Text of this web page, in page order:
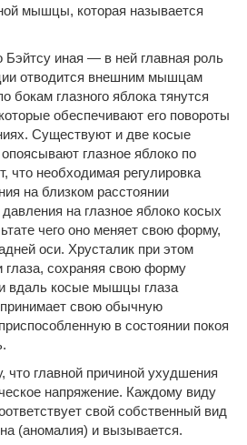
мышцы, которая называется
Бэйтсу иная — в ней главная роль
отводится внешним мышцам
бокам глазного яблока тянутся
обеспечивают его повороты
Существуют и две косые
глазное яблоко по
что необходимая регулировка
на близком расстоянии
на глазное яблоко косых
чего оно меняет свою форму,
оси. Хрусталик при этом
глаза, сохраняя свою форму
вдаль косые мышцы глаза
свою обычную
в состоянии покоя
что главной причиной ухудшения
напряжение. Каждому виду
свой собственный вид
(аномалия) и вызывается.